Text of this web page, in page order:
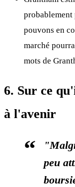
probablement
pouvons en
marché
mots de
6. Sur ce
à l'avenir
peu